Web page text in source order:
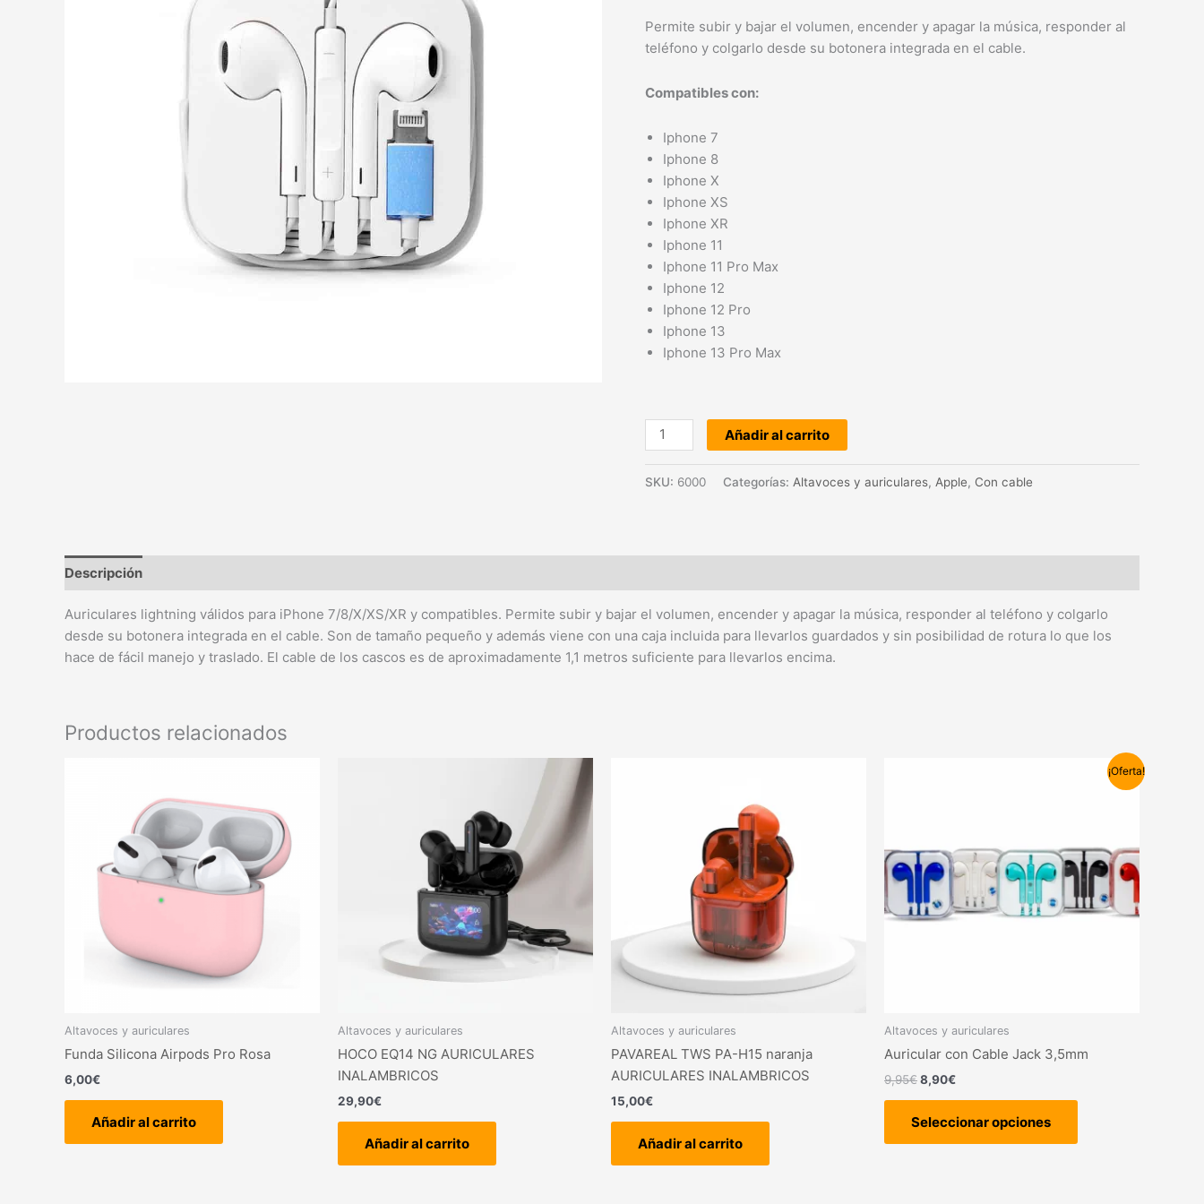
Permite subir y bajar el volumen, encender y apagar la música, responder al
teléfono y colgarlo desde su botonera integrada en el cable.
Compatibles con:
Iphone 7
Iphone 8
Iphone X
Iphone XS
Iphone XR
Iphone 11
Iphone 11 Pro Max
Iphone 12
Iphone 12 Pro
Iphone 13
Iphone 13 Pro Max
Añadir al carrito
SKU: 6000 Categorías: Altavoces y auriculares, Apple, Con cable
Descripción
Auriculares lightning válidos para iPhone 7/8/X/XS/XR y compatibles. Permite subir y bajar el volumen, encender y apagar la música, responder al teléfono y colgarlo
desde su botonera integrada en el cable. Son de tamaño pequeño y además viene con una caja incluida para llevarlos guardados y sin posibilidad de rotura lo que los
hace de fácil manejo y traslado. El cable de los cascos es de aproximadamente 1,1 metros suficiente para llevarlos encima.
Productos relacionados
Altavoces y auriculares
Funda Silicona Airpods Pro Rosa
6,00€
Añadir al carrito
Altavoces y auriculares
HOCO EQ14 NG AURICULARES
INALAMBRICOS
29,90€
Añadir al carrito
Altavoces y auriculares
PAVAREAL TWS PA-H15 naranja
AURICULARES INALAMBRICOS
15,00€
Añadir al carrito
¡Oferta!
Altavoces y auriculares
Auricular con Cable Jack 3,5mm
9,95€8,90€
Seleccionar opciones
producto
variantes.
Las
opciones
se
de